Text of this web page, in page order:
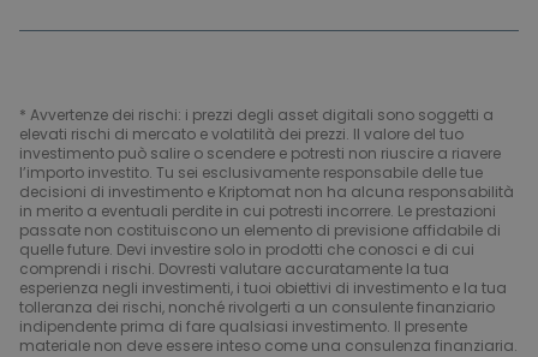
* Avvertenze dei rischi: i prezzi degli asset digitali sono soggetti a
elevati rischi di mercato e volatilità dei prezzi. Il valore del tuo
investimento può salire o scendere e potresti non riuscire a riavere
l’importo investito. Tu sei esclusivamente responsabile delle tue
decisioni di investimento e Kriptomat non ha alcuna responsabilità
in merito a eventuali perdite in cui potresti incorrere. Le prestazioni
passate non costituiscono un elemento di previsione affidabile di
quelle future. Devi investire solo in prodotti che conosci e di cui
comprendi i rischi. Dovresti valutare accuratamente la tua
esperienza negli investimenti, i tuoi obiettivi di investimento e la tua
tolleranza dei rischi, nonché rivolgerti a un consulente finanziario
indipendente prima di fare qualsiasi investimento. Il presente
materiale non deve essere inteso come una consulenza finanziaria.